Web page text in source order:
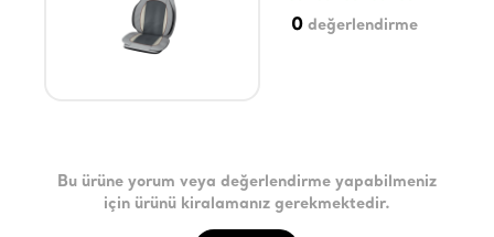
0 değerlendirme
Bu ürüne yorum veya değerlendirme yapabilmeniz
için ürünü kiralamanız gerekmektedir.